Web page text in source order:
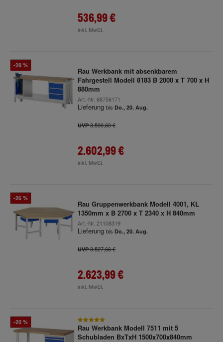
536,99 €
inkl. MwSt.
-28 %
Rau Werkbank mit absenkbarem
Fahrgestell Modell 8183 B 2000 x T 700 x H
880mm
Art.-Nr. 68756171
Lieferung bis Do., 20. Aug.
UVP3.590,60 €
2.602,99 €
inkl. MwSt.
-26 %
Rau Gruppenwerkbank Modell 4001, KL
1350mm x B 2700 x T 2340 x H 840mm
Art.-Nr. 21108319
Lieferung bis Do., 20. Aug.
UVP3.527,66 €
2.623,99 €
inkl. MwSt.
-20 %
Rau Werkbank Modell 7511 mit 5
Schubladen BxTxH 1500x700x840mm